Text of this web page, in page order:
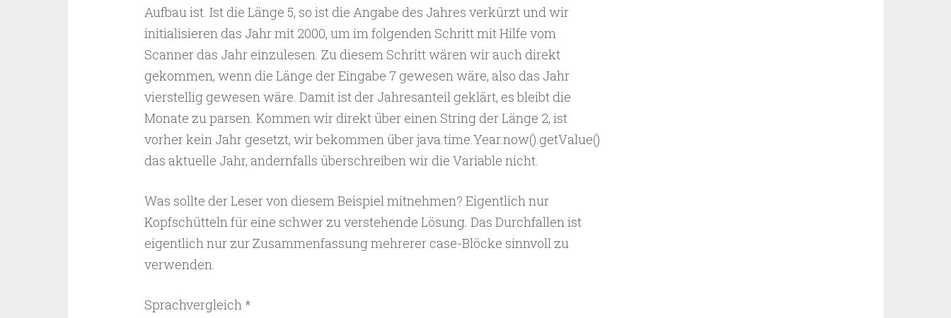
Aufbau ist. Ist die Länge 5, so ist die Angabe des Jahres verkürzt und wir
initialisieren das Jahr mit 2000, um im folgenden Schritt mit Hilfe vom
Scanner das Jahr einzulesen. Zu diesem Schritt wären wir auch direkt
gekommen, wenn die Länge der Eingabe 7 gewesen wäre, also das Jahr
vierstellig gewesen wäre. Damit ist der Jahresanteil geklärt, es bleibt die
Monate zu parsen. Kommen wir direkt über einen String der Länge 2, ist
vorher kein Jahr gesetzt, wir bekommen über java.time.Year.now().getValue()
das aktuelle Jahr, andernfalls überschreiben wir die Variable nicht.
Was sollte der Leser von diesem Beispiel mitnehmen? Eigentlich nur
Kopfschütteln für eine schwer zu verstehende Lösung. Das Durchfallen ist
eigentlich nur zur Zusammenfassung mehrerer case-Blöcke sinnvoll zu
verwenden.
Sprachvergleich *